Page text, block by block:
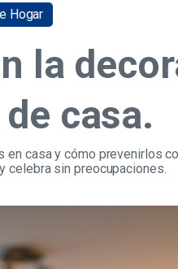
Hogar
la
casa.
casa y cómo prevenirlos
celebra sin preocupaciones.